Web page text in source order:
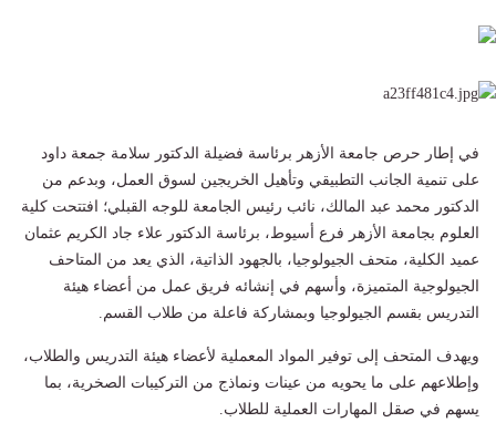
في إطار حرص جامعة الأزهر برئاسة فضيلة الدكتور سلامة جمعة داود
على تنمية الجانب التطبيقي وتأهيل الخريجين لسوق العمل، وبدعم من
الدكتور محمد عبد المالك، نائب رئيس الجامعة للوجه القبلي؛ افتتحت كلية
العلوم بجامعة الأزهر فرع أسيوط، برئاسة الدكتور علاء جاد الكريم عثمان
عميد الكلية، متحف الجيولوجيا، بالجهود الذاتية، الذي يعد من المتاحف
الجيولوجية المتميزة، وأسهم في إنشائه فريق عمل من أعضاء هيئة
التدريس بقسم الجيولوجيا وبمشاركة فاعلة من طلاب القسم.
ويهدف المتحف إلى توفير المواد المعملية لأعضاء هيئة التدريس والطلاب،
وإطلاعهم على ما يحويه من عينات ونماذج من التركيبات الصخرية، بما
يسهم في صقل المهارات العملية للطلاب.